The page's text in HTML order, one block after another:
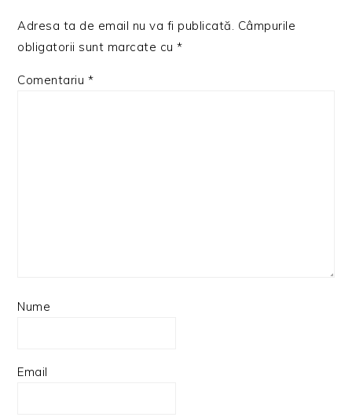
Adresa ta de email nu va fi publicată. Câmpurile
obligatorii sunt marcate cu*
Comentariu *
Nume
Email